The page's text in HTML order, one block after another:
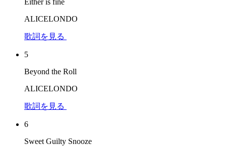
Either is fine
ALICELONDO
歌詞を見る
5
Beyond the Roll
ALICELONDO
歌詞を見る
6
Sweet Guilty Snooze